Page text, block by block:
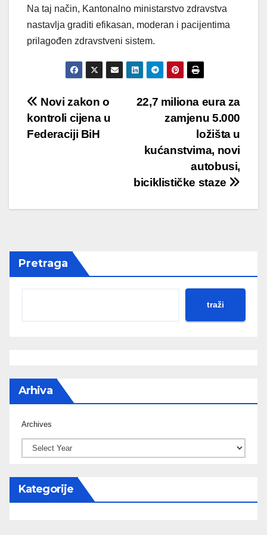
Na taj način, Kantonalno ministarstvo zdravstva
nastavlja graditi efikasan, moderan i pacijentima
prilagođen zdravstveni sistem.
Post
navigation
22,7 miliona eura za
zamjenu 5.000
ložišta u
kućanstvima, novi
autobusi,
biciklističke staze
Novi zakon o
kontroli cijena u
Federaciji BiH
Pretraga
traži
Arhiva
Archives
Kategorije